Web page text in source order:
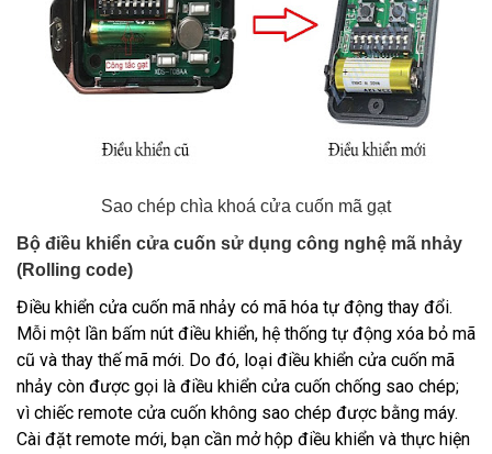
Sao chép chìa khoá cửa cuốn mã gạt
Bộ điều khiển cửa cuốn sử dụng công nghệ mã nhảy
(Rolling code)
Điều khiển cửa cuốn mã nhảy có mã hóa tự động thay đổi.
Mỗi một lần bấm nút điều khiển, hệ thống tự động xóa bỏ mã
cũ và thay thế mã mới. Do đó, loại điều khiển cửa cuốn mã
nhảy còn được gọi là điều khiển cửa cuốn chống sao chép;
vì chiếc remote cửa cuốn không sao chép được bằng máy.
Cài đặt remote mới, bạn cần mở hộp điều khiển và thực hiện